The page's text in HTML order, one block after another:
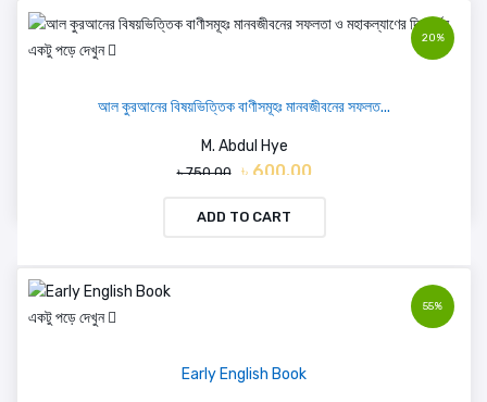
20%
একটু পড়ে দেখুন
আল কুরআনের বিষয়ভিত্তিক বাণীসমূহঃ মানবজীবনের সফলত...
M. Abdul Hye
৳ 750.00 ৳ 600.00
ADD TO CART
55%
একটু পড়ে দেখুন
Early English Book